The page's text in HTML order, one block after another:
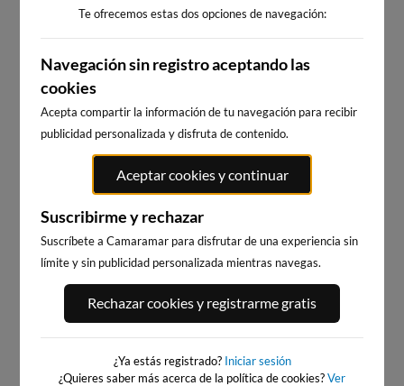
WEBCAM ARRIFANA, ALJEZUR
WEBCAMS CERCANAS
PLAYA DEL PALMAR, VEJER
DE LA FRONTERA
276km · Vejer de la Frontera
CHOPI
0.0 m CHOPI
Te ofrecemos estas dos opciones de navegación:
Navegación sin registro aceptando las
cookies
Acepta compartir la información de tu navegación para recibir
publicidad personalizada y disfruta de contenido.
Aceptar cookies y continuar
Suscribirme y rechazar
Suscríbete a Camaramar para disfrutar de una experiencia sin
límite y sin publicidad personalizada mientras navegas.
Rechazar cookies y registrarme gratis
¿Ya estás registrado? Iniciar sesión
¿Quieres saber más acerca de la política de cookies?Ver